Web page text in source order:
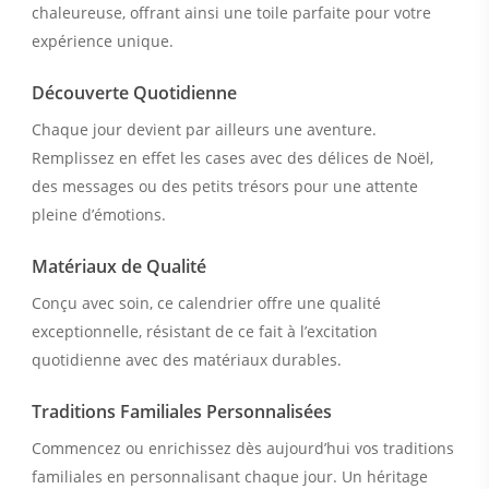
chaleureuse, offrant ainsi une toile parfaite pour votre
expérience unique.
Découverte Quotidienne
Chaque jour devient par ailleurs une aventure.
Remplissez en effet les cases avec des délices de Noël,
des messages ou des petits trésors pour une attente
pleine d’émotions.
Matériaux de Qualité
Conçu avec soin, ce calendrier offre une qualité
exceptionnelle, résistant de ce fait à l’excitation
quotidienne avec des matériaux durables.
Traditions Familiales Personnalisées
Commencez ou enrichissez dès aujourd’hui vos traditions
familiales en personnalisant chaque jour. Un héritage